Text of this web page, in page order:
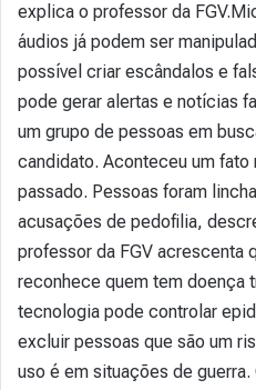
explica o professor da
áudios já podem ser
possível criar escândalos e
pode gerar alertas e notícias
um grupo de pessoas em
candidato. Aconteceu um fato
passado. Pessoas foram
acusações de pedofilia,
professor da FGV acrescenta
reconhece quem tem doença
tecnologia pode controlar
excluir pessoas que são um
uso é em situações de